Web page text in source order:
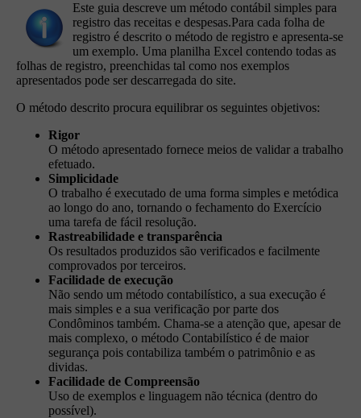
Este guia descreve um método contábil simples para
registro das receitas e despesas.Para cada folha de
registro é descrito o método de registro e apresenta-se
um exemplo. Uma planilha Excel contendo todas as
folhas de registro, preenchidas tal como nos exemplos
apresentados pode ser descarregada do site.
O método descrito procura equilibrar os seguintes objetivos:
Rigor
O método apresentado fornece meios de validar a trabalho
efetuado.
Simplicidade
O trabalho é executado de uma forma simples e metódica
ao longo do ano, tornando o fechamento do Exercício
uma tarefa de fácil resolução.
Rastreabilidade e transparência
Os resultados produzidos são verificados e facilmente
comprovados por terceiros.
Facilidade de execução
Não sendo um método contabilístico, a sua execução é
mais simples e a sua verificação por parte dos
Condôminos também. Chama-se a atenção que, apesar de
mais complexo, o método Contabilístico é de maior
segurança pois contabiliza também o patrimônio e as
dividas.
Facilidade de Compreensão
Uso de exemplos e linguagem não técnica (dentro do
possível).